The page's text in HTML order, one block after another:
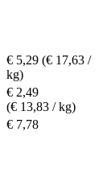
€ 5,29 (€ 17,63 /
kg)
€ 2,49
(€ 13,83 / kg)
€ 7,78